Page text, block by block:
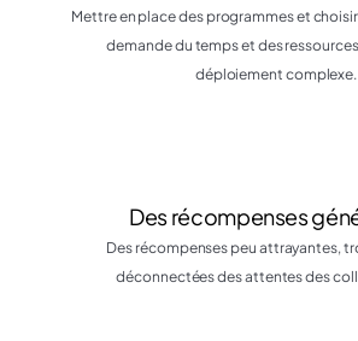
Mettre en place des programmes et
demande du temps et des
déploiement complexe.
Des récompenses
Des récompenses peu attrayantes,
déconnectées des attentes des